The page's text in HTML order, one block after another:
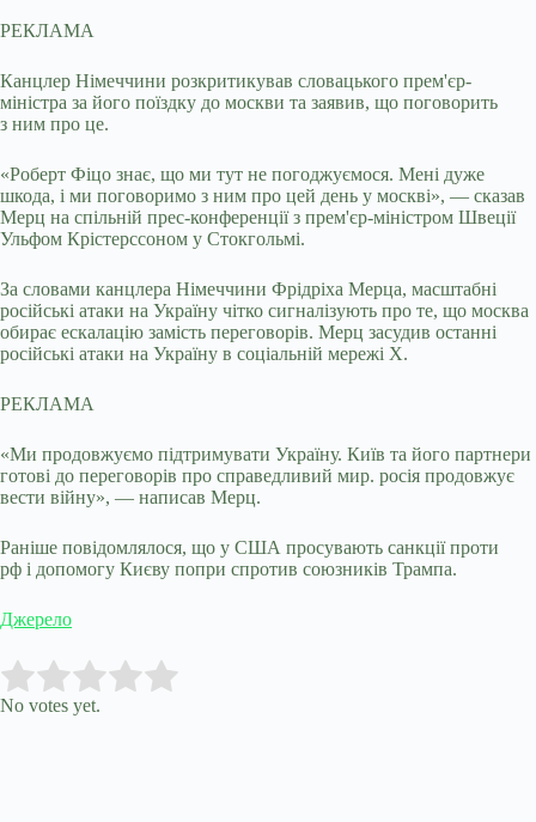
РЕКЛАМА
Канцлер Німеччини розкритикував словацького прем'єр-
міністра за його поїздку до москви та заявив, що поговорить
з ним про це.
«Роберт Фіцо знає, що ми тут не погоджуємося. Мені дуже
шкода, і ми поговоримо з ним про цей день у москві», — сказав
Мерц на спільній прес-конференції з прем'єр-міністром Швеції
Ульфом Крістерссоном у Стокгольмі.
За словами канцлера Німеччини Фрідріха Мерца, масштабні
російські атаки на Україну чітко сигналізують про те, що москва
обирає ескалацію замість переговорів. Мерц засудив останні
російські атаки на Україну в соціальній мережі X.
РЕКЛАМА
«Ми продовжуємо підтримувати Україну. Київ та його партнери
готові до переговорів про справедливий мир. росія продовжує
вести війну», — написав Мерц.
Раніше повідомлялося, що у США просувають санкції проти
рф і допомогу Києву попри спротив союзників Трампа.
Джерело
Rate this item:
No votes yet.